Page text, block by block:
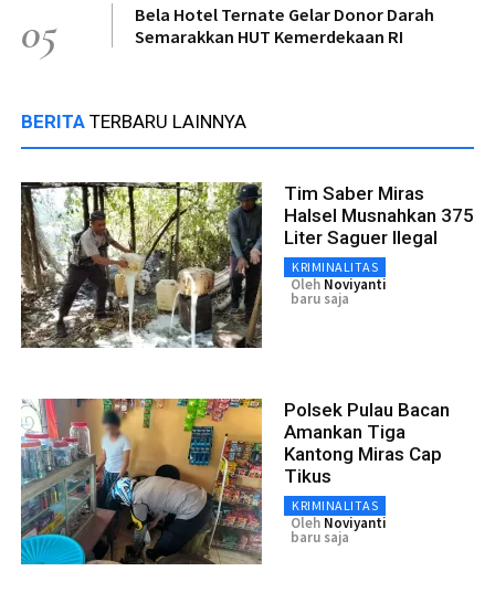
05
Bela Hotel Ternate Gelar Donor Darah
Semarakkan HUT Kemerdekaan RI
BERITA TERBARU LAINNYA
Tim Saber Miras
Halsel Musnahkan 375
Liter Saguer Ilegal
KRIMINALITAS
Oleh Noviyanti
baru saja
Polsek Pulau Bacan
Amankan Tiga
Kantong Miras Cap
Tikus
KRIMINALITAS
Oleh Noviyanti
baru saja